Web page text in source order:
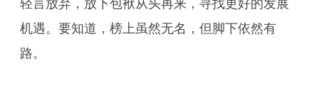
轻言放弃，放下包袱从头再来，寻找更好的发展
机遇。要知道，榜上虽然无名，但脚下依然有
路。